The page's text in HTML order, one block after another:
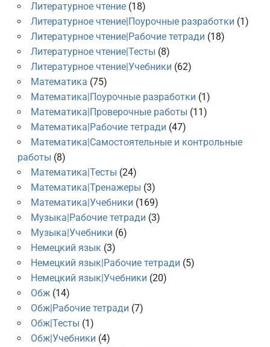
Литературное чтение(18)
Литературное чтение|Поурочные разработки (1)
Литературное чтение|Рабочие тетради (18)
Литературное чтение|Тесты (8)
Литературное чтение|Учебники (62)
Математика (75)
Математика|Поурочные разработки (1)
Математика|Проверочные работы (11)
Математика|Рабочие тетради (47)
Математика|Самостоятельные и контрольные
работы (8)
Математика|Тесты (24)
Математика|Тренажеры (3)
Математика|Учебники (169)
Музыка|Рабочие тетради (3)
Музыка|Учебники (6)
Немецкий язык(3)
Немецкий язык|Рабочие тетради (5)
Немецкий язык|Учебники (20)
Обж(14)
Обж|Рабочие тетради (7)
Обж|Тесты (1)
Обж|Учебники (4)